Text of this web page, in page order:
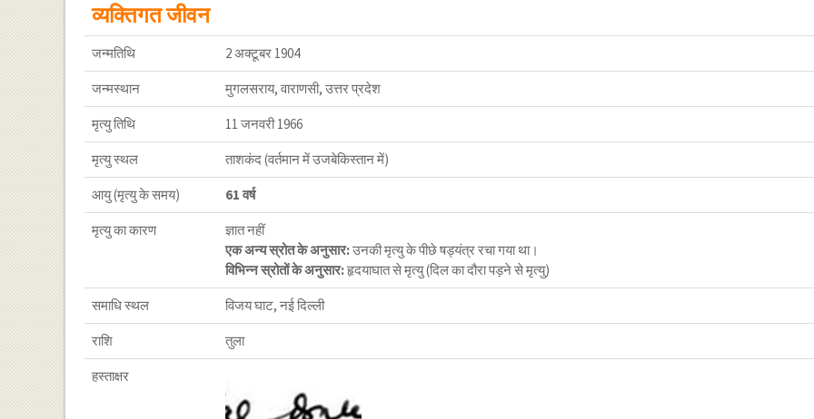
व्यक्तिगत जीवन
जन्मतिथि 2 अक्टूबर 1904
जन्मस्थान मुगलसराय, वाराणसी, उत्तर प्रदेश
मृत्यु तिथि 11 जनवरी 1966
मृत्यु स्थल ताशकंद (वर्तमान में उजबेकिस्तान में)
आयु (मृत्यु के समय) 61 वर्ष
मृत्यु का कारण
ज्ञात नहीं
एक अन्य स्रोत के अनुसार:उनकी मृत्यु के पीछे षड्यंत्र रचा गया था।
विभिन्न स्रोतों के अनुसार:हृदयाघात से मृत्यु (दिल का दौरा पड़ने से मृत्यु)
समाधि स्थल विजय घाट, नई दिल्ली
राशि तुला
हस्ताक्षर